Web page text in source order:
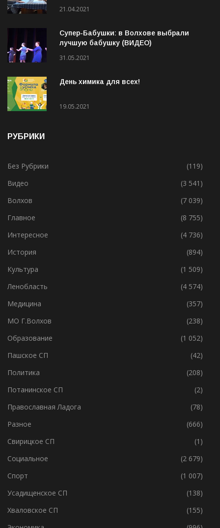
Супер-Бабушки: в Волхове выбрали
31.05.2021
День химика для всех!
19.05.2021
Видео
(3 541)
Волхов
(7 039)
Главное
(8 755)
Интересное
(4 736)
История
(894)
Культура
(1 509)
Ленобласть
(4 574)
Медицина
(357)
МО Г.Волхов
(238)
Образование
(1 052)
Пашское СП
(42)
Политика
(208)
Потанинское СП
(2)
Православная Ладога
(78)
Разное
(666)
Свирицкое СП
(1)
Социальное
(2 679)
Спорт
(1 007)
Усадищенское СП
(138)
Хваловское СП
(155)
Экономика
(996)